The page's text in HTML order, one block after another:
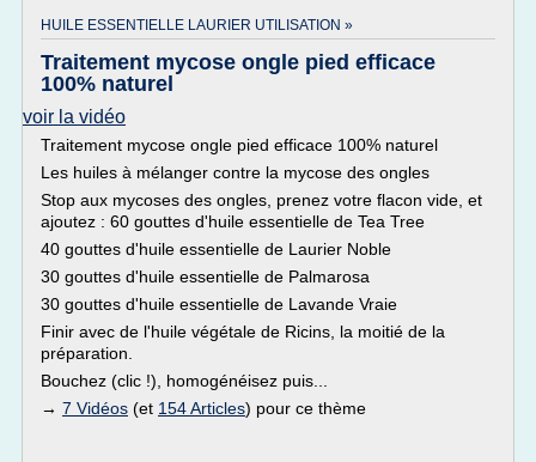
HUILE ESSENTIELLE LAURIER UTILISATION »
Traitement mycose ongle pied efficace
100% naturel
voir la vidéo
Traitement mycose ongle pied efficace 100% naturel
Les huiles à mélanger contre la mycose des ongles
Stop aux mycoses des ongles, prenez votre flacon vide, et
ajoutez : 60 gouttes d'huile essentielle de Tea Tree
40 gouttes d'huile essentielle de Laurier Noble
30 gouttes d'huile essentielle de Palmarosa
30 gouttes d'huile essentielle de Lavande Vraie
Finir avec de l'huile végétale de Ricins, la moitié de la
préparation.
Bouchez (clic !), homogénéisez puis...
→ 7 Vidéos (et 154 Articles) pour ce thème